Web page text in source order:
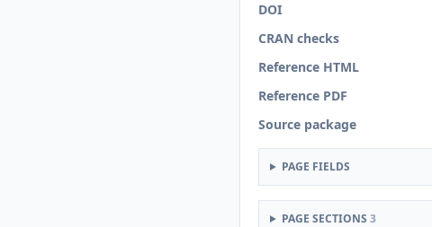
DOI
CRAN checks
Reference HTML
Reference PDF
Source package
PAGE FIELDS
PAGE SECTIONS 3